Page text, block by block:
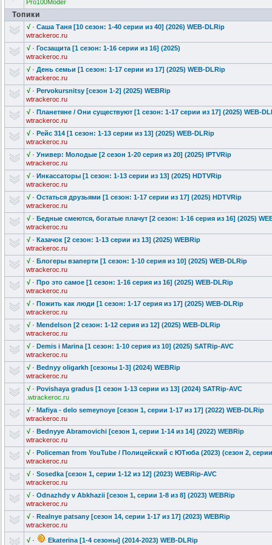
Pro100Moder
Топики
√ · Саша Таня [10 сезон: 1-40 серии из 40] (2026) WEB-DLRip
wtrackeroc.ru
√ · Госзащита [1 сезон: 1-16 серии из 16] (2025)
wtrackeroc.ru
√ · День семьи [1 сезон: 1-17 серии из 17] (2025) WEB-DLRip
wtrackeroc.ru
√ · Pervokursnitsy [сезон 1-2] (2025) WEBRip
wtrackeroc.ru
√ · Планетяне / Они существуют [1 сезон: 1-17 серии из 17] (2025) WEB-
wtrackeroc.ru
√ · Рейс 314 [1 сезон: 1-13 серии из 13] (2025) WEB-DLRip
wtrackeroc.ru
√ · Универ: Молодые [2 сезон 1-20 серия из 20] (2025) IPTVRip
wtrackeroc.ru
√ · Инкассаторы [1 сезон: 1-13 серии из 13] (2025) HDTVRip
wtrackeroc.ru
√ · Остаться друзьями [1 сезон: 1-17 серии из 17] (2025) HDTVRip
wtrackeroc.ru
√ · Бедные смеются, богатые плачут [2 сезон: 1-16 серия из 16] (2025)
wtrackeroc.ru
√ · Казачок [2 сезон: 1-13 серии из 13] (2025) WEBRip
wtrackeroc.ru
√ · Блогеры взаперти [1 сезон: 1-10 серия из 10] (2025) WEB-DLRip
wtrackeroc.ru
√ · Про это самое [1 сезон: 1-16 серия из 16] (2025) WEB-DLRip
wtrackeroc.ru
√ · Пожить как люди [1 сезон: 1-17 серия из 17] (2025) WEB-DLRip
wtrackeroc.ru
√ · Mendelson [2 сезон: 1-12 серия из 12] (2025) WEB-DLRip
wtrackeroc.ru
√ · Demis i Marina [1 сезон: 1-10 серия из 10] (2025) SATRip-AVC
wtrackeroc.ru
√ · Bednyy oligarkh [сезоны 1-3] (2024) WEBRip
wtrackeroc.ru
√ · Povishaya gradus [1 сезон 1-13 серии из 13] (2024) SATRip-AVC
.wtrackeroc.ru
√ · Mafiya - delo semeynoye [сезон 1, серии 1-17 из 17] (2022) WEB-DLRip
wtrackeroc.ru
√ · Bednyye Abramovichi [сезон 1, серии 1-14 из 14] (2022) WEBRip
wtrackeroc.ru
√ · Policeman from YouTube / Полицейский с ЮТюба (2023) (сезон 2, серии
wtrackeroc.ru
√ · Sosedka [сезон 1, серии 1-12 из 12] (2023) WEBRip-AVC
wtrackeroc.ru
√ · Odnazhdy v Abkhazii [сезон 1, серии 1-8 из 8] (2023) WEBRip
wtrackeroc.ru
√ · Realnye patsany [сезон 14, серии 1-17 из 17] (2023) WEBRip
wtrackeroc.ru
√ ·
Ekaterina [1-4 сезоны] (2014-2023) WEB-DLRip